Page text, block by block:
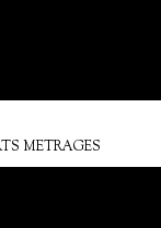
METRAGES